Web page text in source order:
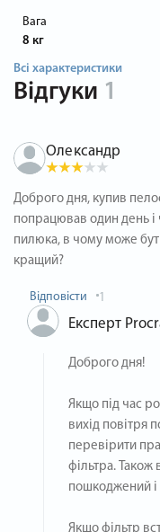
Вага
8 кг
Всі характеристики
Відгуки 1
Олександр
Доброго дня, купив
попрацював один день і
пилюка, в чому може
кращий?
Відповісти 1
Експерт
Доброго дня!
Якщо під час
вихід повітря
перевірити
фільтра. Також
пошкоджений і
Якщо фільтр